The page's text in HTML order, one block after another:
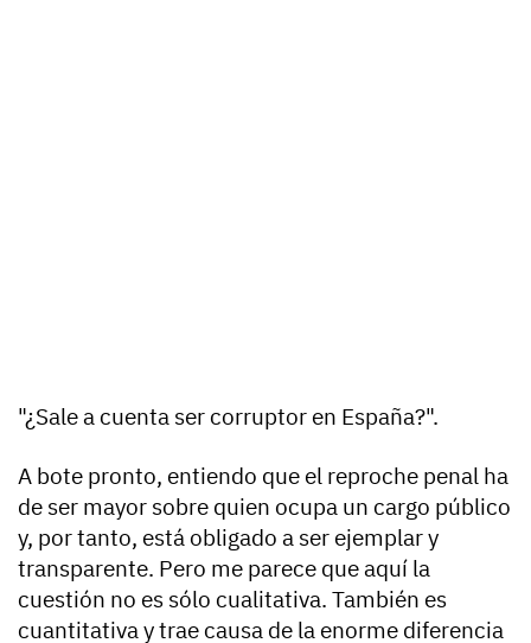
"¿Sale a cuenta ser corruptor en España?".
A bote pronto, entiendo que el reproche penal ha
de ser mayor sobre quien ocupa un cargo público
y, por tanto, está obligado a ser ejemplar y
transparente. Pero me parece que aquí la
cuestión no es sólo cualitativa. También es
cuantitativa y trae causa de la enorme diferencia